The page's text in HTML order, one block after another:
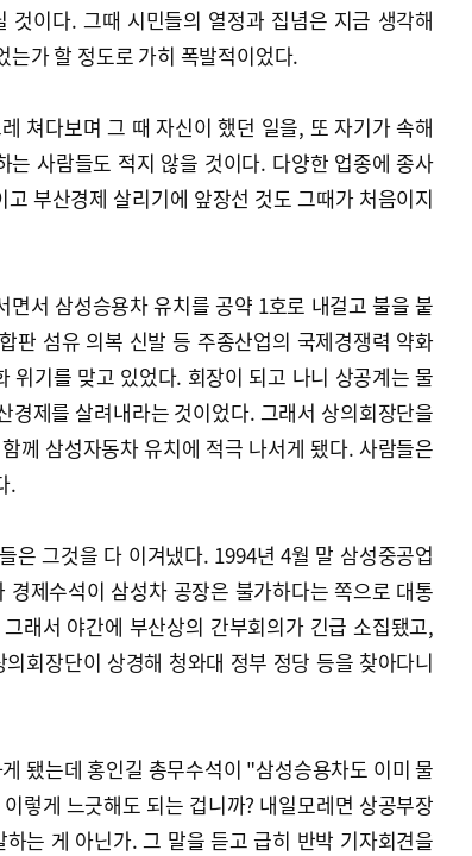
것이다. 그때 시민들의 열정과 집념은 지금 생각해
가 할 정도로 가히 폭발적이었다.
쳐다보며 그 때 자신이 했던 일을, 또 자기가 속해
는 사람들도 적지 않을 것이다. 다양한 업종에 종사
부산경제 살리기에 앞장선 것도 그때가 처음이지
서 삼성승용차 유치를 공약 1호로 내걸고 불을 붙
판 섬유 의복 신발 등 주종산업의 국제경쟁력 약화
위기를 맞고 있었다. 회장이 되고 나니 상공계는 물
경제를 살려내라는 것이었다. 그래서 상의회장단을
께 삼성자동차 유치에 적극 나서게 됐다. 사람들은
.
은 그것을 다 이겨냈다. 1994년 4월 말 삼성중공업
제수석이 삼성차 공장은 불가하다는 쪽으로 대통
래서 야간에 부산상의 간부회의가 긴급 소집됐고,
회장단이 상경해 청와대 정부 정당 등을 찾아다니
됐는데 홍인길 총무수석이 "삼성승용차도 이미 물
렇게 느긋해도 되는 겁니까? 내일모레면 상공부장
는 게 아닌가. 그 말을 듣고 급히 반박 기자회견을